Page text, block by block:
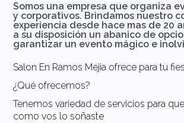
Somos una empresa que organiza
y corporativos. Brindamos nuestro
experiencia desde hace mas de 20
a su disposición un abanico de
garantizar un evento mágico e
Salon En Ramos Mejia ofrece para tu
¿Qué ofrecemos?
Tenemos variedad de servicios para
como vos lo soñaste